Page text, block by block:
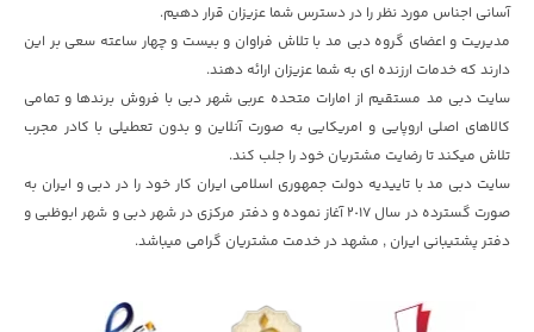
آسانی اجناس مورد نظر را در دسترس شما عزیزان قرار دهیم.
مدیریت و اعضای گروه دبی مد با تلاش فراوان و بیست و چهار ساعته سعی بر این
دارند که خدمات ارزنده ای به شما عزیزان ارائه دهند.
سایت دبی مد مستقیم از امارات متحده عربی شهر دبی با فروش برندها و تمامی
کالاهای اصلی اروپایی و امریکایی به صورت آنلاین و بدون تعطیلی با کادر مجرب
تلاش میکند تا رضایت مشتریان خود را جلب کند.
سایت دبی مد با تاییدیه دولت جمهوری اسلامی ایران کار خود را در دبی و ایران به
صورت گسترده در سال ٢٠١۷ آغاز نموده و دفتر مرکزی در شهر دبی و شهر ابوظبی و
دفتر پشتیبانی ایران , مشهد در خدمت مشتریان گرامی میباشد.